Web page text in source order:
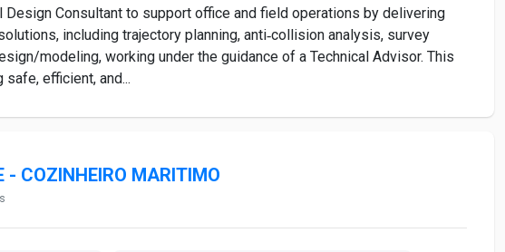
Design Consultant to support office and field operations by delivering
including trajectory planning, anti‑collision analysis, survey
modeling, working under the guidance of a Technical Advisor. This
efficient, and...
- COZINHEIRO MARITIMO